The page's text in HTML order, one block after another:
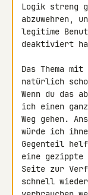
Logik streng
abzuwehren,
legitime
deaktiviert
Das Thema
natürlich
Wenn du das
ich einen
Weg gehen.
würde ich
Gegenteil
eine gezippte
Seite zur
schnell wieder